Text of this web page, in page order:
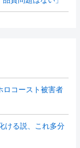
ロコースト被害者
ける説、これ多分